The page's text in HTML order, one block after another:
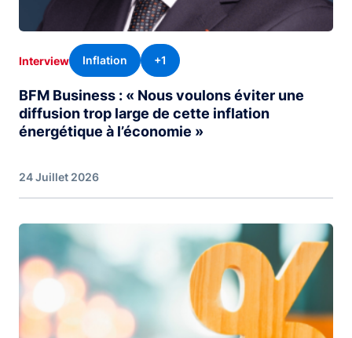
Interview Inflation +1
BFM Business : « Nous voulons éviter une
diffusion trop large de cette inflation
énergétique à l’économie »
24 Juillet 2026
Image